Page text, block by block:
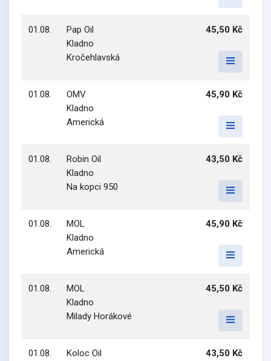
01.08.
Pap Oil
Kladno
Kročehlavská
45,50 Kč
01.08.
OMV
Kladno
Americká
45,90 Kč
01.08.
Robin Oil
Kladno
Na kopci 950
43,50 Kč
01.08.
MOL
Kladno
Americká
45,90 Kč
01.08.
MOL
Kladno
Milady Horákové
45,50 Kč
01.08.
Koloc Oil
43,50 Kč